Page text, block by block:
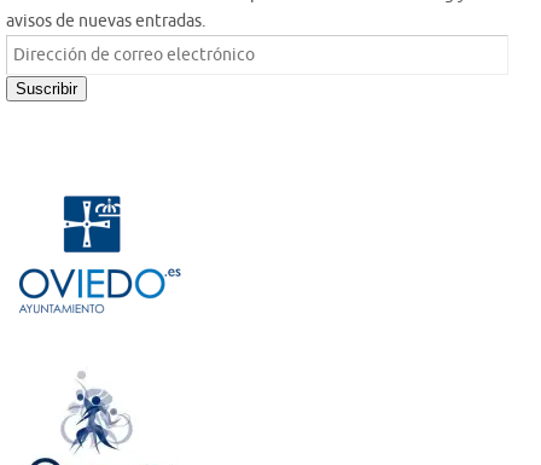
avisos de nuevas entradas.
Dirección
de
correo
Suscribir